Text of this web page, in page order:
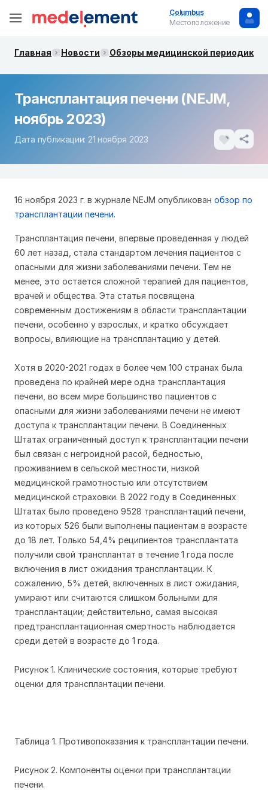
Columbus
Местоположение
Главная Новости Обзоры медицинской периодики.
Трансплантация печени (NEJM,
ноябрь 2023)
Дата публикации: 21 ноября 2023
16 ноября 2023 г. в журнале NEJM опубликован обзор по
трансплантации печени.
Трансплантация печени, впервые проведенная у людей
60 лет назад, стала стандартом лечения пациентов с
опасными для жизни заболеваниями печени. Тем не
менее, это остается сложной терапией для пациентов,
врачей и общества. Эта статья посвящена
современным достижениям в области трансплантации
печени, особенно у взрослых, и кратко обсуждает
вопросы, влияющие на трансплантацию у детей.
Хотя в 2020-2021 годах в более чем 100 странах была
проведена по крайней мере одна трансплантация
печени, во всем мире большинство пациентов с
опасными для жизни заболеваниями печени не имеют
доступа к трансплантации печени. В Соединенных
Штатах ограниченный доступ к трансплантации печени
был связан с негроидной расой, бедностью,
проживанием в сельской местности, низкой
медицинской грамотностью или отсутствием
медицинской страховки. В 2022 году в Соединенных
Штатах было проведено 9528 трансплантаций печени,
из которых 526 были выполнены пациентам в возрасте
до 18 лет. Только 54,4% реципиентов трансплантата
получили свой трансплантат в течение 1 года после
включения в лист ожидания трансплантации. К
сожалению, 5% детей, включенных в лист ожидания,
умирают или считаются слишком больными для
трансплантации; действительно, самая высокая
предтрансплантационная смертность наблюдается
среди детей в возрасте до 1 года.
Рисунок 1. Клинические состояния, которые требуют
оценки для трансплантации печени.
Таблица 1. Противопоказания к трансплантации печени.
Рисунок 2. Компоненты оценки при трансплантации
печени.